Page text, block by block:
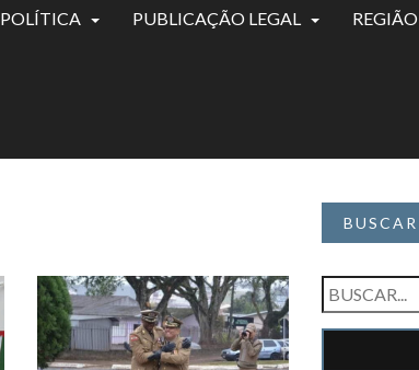
POLÍTICA PUBLICAÇÃO LEGAL REGIÃO
BUSCAR